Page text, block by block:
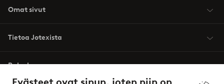
Omat sivut
Tietoa Jotexista
Palvelumme